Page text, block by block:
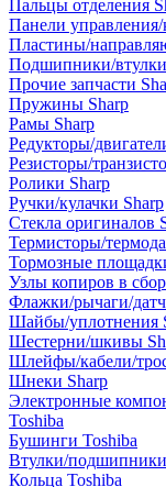
Пальцы отделения
Панели
Пластины/
Подшипники/
Прочие запчасти
Пружины Sharp
Рамы Sharp
Редукторы/
Резисторы/
Ролики Sharp
Ручки/кулачки Sharp
Стекла оригиналов
Термисторы/
Тормозные
Узлы копиров в
Флажки/рычаги/
Шайбы/уплотнения
Шестерни/шкивы
Шлейфы/кабели/
Шнеки Sharp
Электронные
Toshiba
Бушинги Toshiba
Втулки/подшипники
Кольца Toshiba